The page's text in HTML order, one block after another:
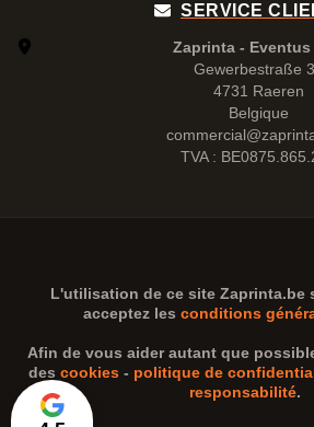
SERVICE
Zaprinta - Eventus
Gewerbestraße
4731 Raeren
Belgique
TVA :
L'utilisation de ce site Zaprinta.be
acceptez les conditions
Afin de vous aider autant que
des cookies - politique de
responsabilité.